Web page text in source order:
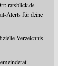
ratsblick.de -
Alerts für deine
Verzeichnis